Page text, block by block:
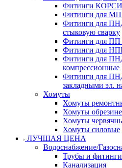
Фитинги
Фитинги для МП
Фитинги для
стыковую сварку
Фитинги для ПП
Фитинги для
Фитинги для
компрессионные
Фитинги для
закладными эл.
Хомуты
Хомуты
Хомуты
Хомуты
Хомуты силовые
ЛУЧШАЯ ЦЕНА
Водоснабжение/
Трубы и
Канализация